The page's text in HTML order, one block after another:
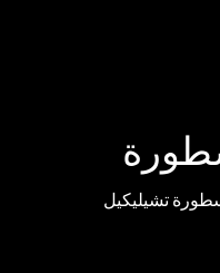
تشيليكيل